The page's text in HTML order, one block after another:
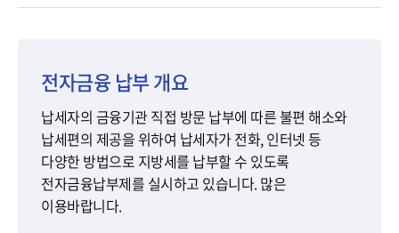
유
전자금융 납부 개요
납세자의 금융기관 직접 방문 납부에 따른 불편 해소와
납세편의 제공을 위하여 납세자가 전화, 인터넷 등
다양한 방법으로 지방세를 납부할 수 있도록
전자금융납부제를 실시하고 있습니다. 많은
이용바랍니다.